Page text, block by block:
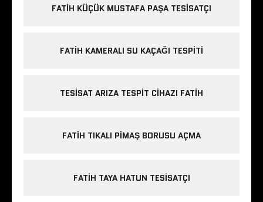
FATIH KÜÇÜK MUSTAFA PAŞA TESISATÇI
FATIH KAMERALI SU KAÇAĞI TESPITI
TESISAT ARIZA TESPIT CIHAZI FATIH
FATIH TIKALI PIMAŞ BORUSU AÇMA
FATIH TAYA HATUN TESISATÇI